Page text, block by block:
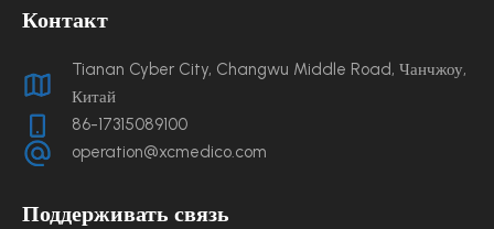
Контакт
Tianan Cyber ​​City, Changwu Middle Road, Чанчжоу,
Китай
86-17315089100
operation@xcmedico.com
Поддерживать связь